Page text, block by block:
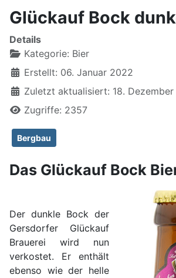
Glückauf Bock
Details
Kategorie: Bier
Erstellt: 06. Januar 2022
Zuletzt aktualisiert: 18.
Zugriffe: 2357
Bergbau
Das Glückauf Bock
Der dunkle Bock der
Gersdorfer Glückauf
Brauerei wird nun
verkostet. Er enthält
ebenso wie der helle